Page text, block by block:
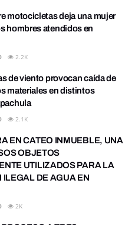
motocicletas deja una mujer
hombres atendidos en
2.2K
de viento provocan caída de
materiales en distintos
2.1K
EN CATEO INMUEBLE, UNA
OBJETOS
UTILIZADOS PARA LA
ILEGAL DE AGUA EN
2K